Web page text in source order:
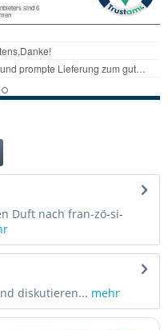
Duft nach fran-zö-si-
diskutieren... mehr